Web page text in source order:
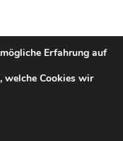
Erfahrung auf
welche Cookies wir